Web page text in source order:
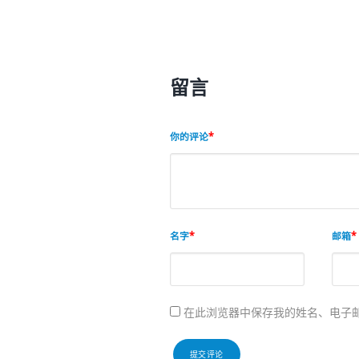
留言
你的评论
名字 邮箱
在此浏览器中保存我的姓名、电子